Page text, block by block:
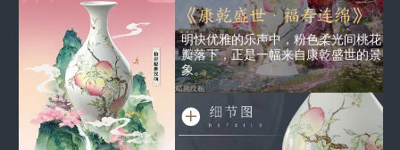
《康乾盛世·福寿连绵》
明快优雅的乐声中，粉色柔光间桃花
瓣落下，正是一幅来自康乾盛世的景
象。